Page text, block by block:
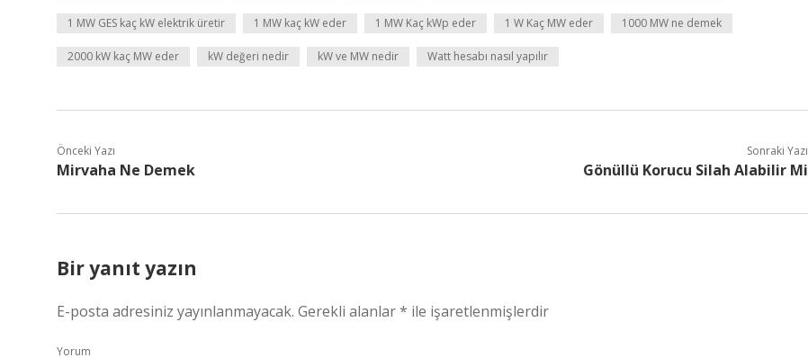
1 MW GES kaç kW elektrik üretir 1 MW kaç kW eder 1 MW Kaç kWp eder 1 W Kaç MW eder 1000 MW ne demek
2000 kW kaç MW eder kW değeri nedir kW ve MW nedir Watt hesabı nasıl yapılır
Önceki Yazı
Mirvaha Ne Demek
Sonraki Yazı
Gönüllü Korucu Silah Alabilir Mi
Bir yanıt yazın
E-posta adresiniz yayınlanmayacak. Gerekli alanlar* ile işaretlenmişlerdir
Yorum